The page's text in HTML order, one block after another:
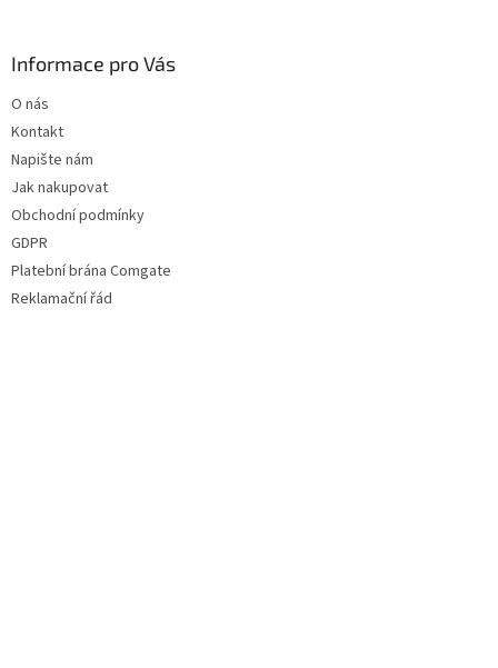
Informace pro Vás
O nás
Kontakt
Napište nám
Jak nakupovat
Obchodní podmínky
GDPR
Platební brána Comgate
Reklamační řád